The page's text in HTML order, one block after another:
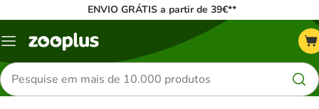
ENVIO GRÁTIS a partir de 39€**
Menu
Pesquisar
produtos